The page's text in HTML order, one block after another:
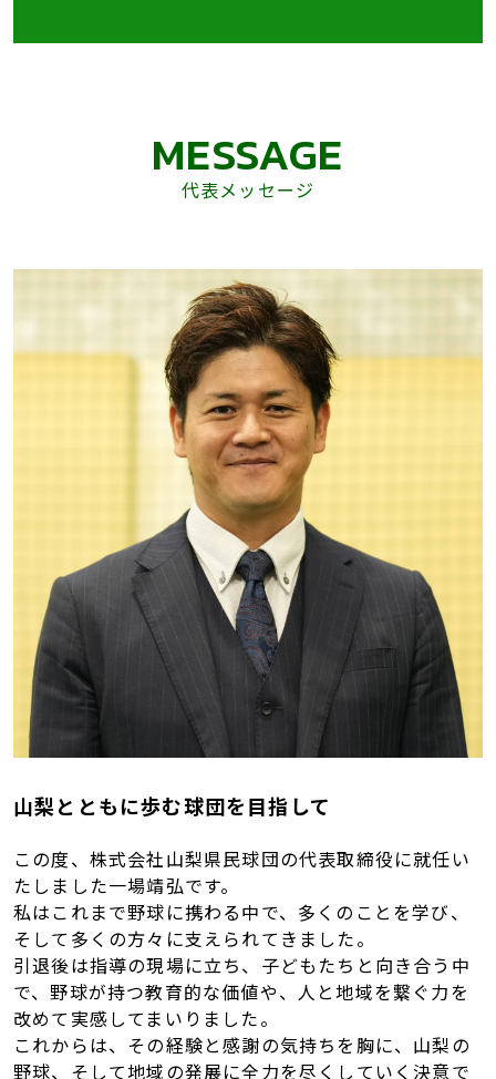
MESSAGE
代表メッセージ
山梨とともに歩む球団を目指して
この度、株式会社山梨県民球団の代表取締役に就任い
たしました一場靖弘です。
私はこれまで野球に携わる中で、多くのことを学び、
そして多くの方々に支えられてきました。
引退後は指導の現場に立ち、子どもたちと向き合う中
で、野球が持つ教育的な価値や、人と地域を繋ぐ力を
改めて実感してまいりました。
これからは、その経験と感謝の気持ちを胸に、山梨の
野球、そして地域の発展に全力を尽くしていく決意で